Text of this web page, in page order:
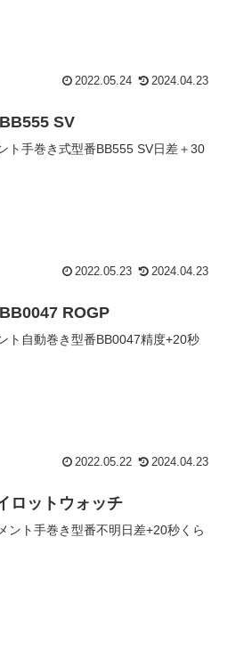
2022.05.24 2024.04.23
SV
ト手巻き式型番BB555 SV日差＋30
2022.05.23 2024.04.23
ROGP
ト自動巻き型番BB0047精度+20秒
2022.05.22 2024.04.23
ロットウォッチ
ント手巻き型番不明日差+20秒くら